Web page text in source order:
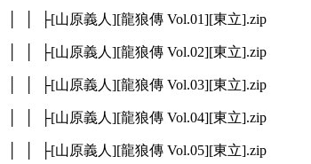
│ │ ├[山原義人][龍狼傳 Vol.01][東立].zip
│ │ ├[山原義人][龍狼傳 Vol.02][東立].zip
│ │ ├[山原義人][龍狼傳 Vol.03][東立].zip
│ │ ├[山原義人][龍狼傳 Vol.04][東立].zip
│ │ ├[山原義人][龍狼傳 Vol.05][東立].zip